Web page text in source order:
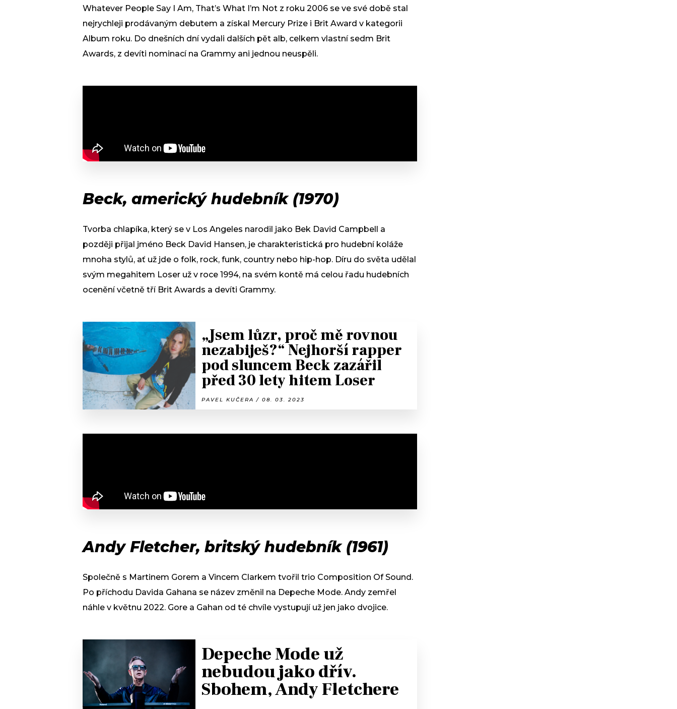
Whatever People Say I Am, That’s What I’m Not z roku 2006 se ve své době stal
nejrychleji prodávaným debutem a získal Mercury Prize i Brit Award v kategorii
Album roku. Do dnešních dní vydali dalších pět alb, celkem vlastní sedm Brit
Awards, z devíti nominací na Grammy ani jednou neuspěli.
Beck, americký hudebník (1970)
Tvorba chlapíka, který se v Los Angeles narodil jako Bek David Campbell a
později přijal jméno Beck David Hansen, je charakteristická pro hudební koláže
mnoha stylů, ať už jde o folk, rock, funk, country nebo hip-hop. Díru do světa udělal
svým megahitem Loser už v roce 1994, na svém kontě má celou řadu hudebních
ocenění včetně tří Brit Awards a devíti Grammy.
„Jsem lůzr, proč mě rovnou
nezabiješ?“ Nejhorší rapper
pod sluncem Beck zazářil
před 30 lety hitem Loser
PAVEL KUČERA / 08. 03. 2023
Andy Fletcher, britský hudebník (1961)
Společně s Martinem Gorem a Vincem Clarkem tvořil trio Composition Of Sound.
Po příchodu Davida Gahana se název změnil na Depeche Mode. Andy zemřel
náhle v květnu 2022. Gore a Gahan od té chvíle vystupují už jen jako dvojice.
Depeche Mode už
nebudou jako dřív.
Sbohem, Andy Fletchere